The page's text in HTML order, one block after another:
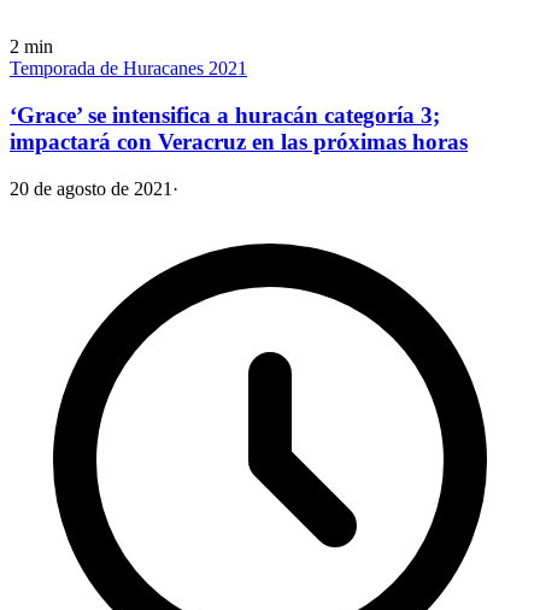
2 min
Temporada de Huracanes 2021
‘Grace’ se intensifica a huracán categoría 3;
impactará con Veracruz en las próximas horas
20 de agosto de 2021 ·